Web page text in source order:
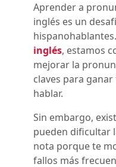
Aprender a
inglés es un
inglés, estamos
mejorar la
claves para
hablar.
Sin embargo,
pueden dificultar
nota porque te
fallos más